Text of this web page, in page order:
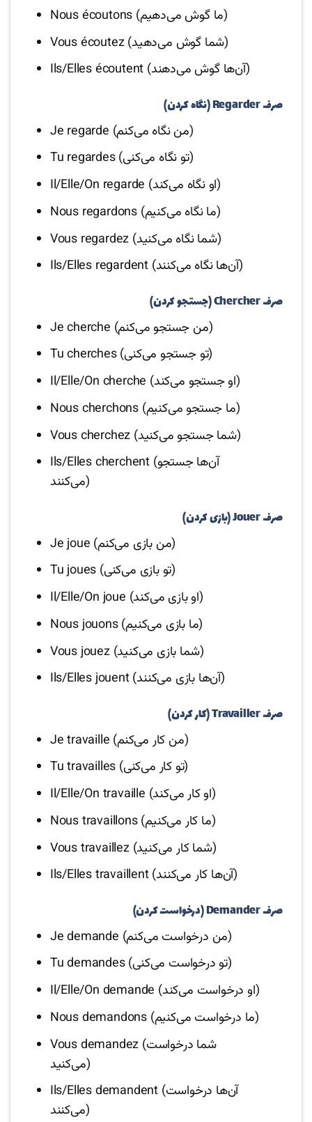
Nous écoutons (ما گوش می‌دهیم)
Vous écoutez (شما گوش می‌دهید)
Ils/Elles écoutent (آن‌ها گوش می‌دهند)
صرف Regarder (نگاه کردن)
Je regarde (من نگاه می‌کنم)
Tu regardes (تو نگاه می‌کنی)
Il/Elle/On regarde (او نگاه می‌کند)
Nous regardons (ما نگاه می‌کنیم)
Vous regardez (شما نگاه می‌کنید)
Ils/Elles regardent (آن‌ها نگاه می‌کنند)
صرف Chercher (جستجو کردن)
Je cherche (من جستجو می‌کنم)
Tu cherches (تو جستجو می‌کنی)
Il/Elle/On cherche (او جستجو می‌کند)
Nous cherchons (ما جستجو می‌کنیم)
Vous cherchez (شما جستجو می‌کنید)
Ils/Elles cherchent (آن‌ها جستجو
می‌کنند)
صرف Jouer (بازی کردن)
Je joue (من بازی می‌کنم)
Tu joues (تو بازی می‌کنی)
Il/Elle/On joue (او بازی می‌کند)
Nous jouons (ما بازی می‌کنیم)
Vous jouez (شما بازی می‌کنید)
Ils/Elles jouent (آن‌ها بازی می‌کنند)
صرف Travailler (کار کردن)
Je travaille (من کار می‌کنم)
Tu travailles (تو کار می‌کنی)
Il/Elle/On travaille (او کار می‌کند)
Nous travaillons (ما کار می‌کنیم)
Vous travaillez (شما کار می‌کنید)
Ils/Elles travaillent (آن‌ها کار می‌کنند)
صرف Demander (درخواست کردن)
Je demande (من درخواست می‌کنم)
Tu demandes (تو درخواست می‌کنی)
Il/Elle/On demande (او درخواست می‌کند)
Nous demandons (ما درخواست می‌کنیم)
Vous demandez (شما درخواست
می‌کنید)
Ils/Elles demandent (آن‌ها درخواست
می‌کنند)